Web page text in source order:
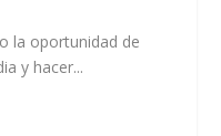
la oportunidad de
y hacer...